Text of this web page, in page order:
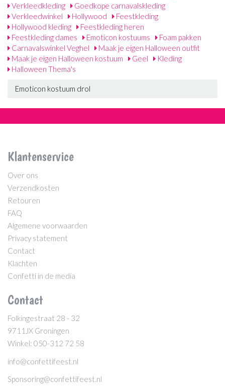
Verkleedkleding
Goedkope carnavalskleding
Verkleedwinkel
Hollywood
Feestkleding
Hollywood kleding
Feestkleding heren
Feestkleding dames
Emoticon kostuums
Foam pakken
Carnavalswinkel Veghel
Maak je eigen Halloween outfit
Maak je eigen Halloween kostuum
Geel
Kleding
Halloween Thema's
Emoticon kostuum drol
Klantenservice
Over ons
Verzendkosten
Retouren
FAQ
Algemene voorwaarden
Privacy statement
Contact
Klachten
Confetti in de media
Contact
Folkingestraat 28 - 32
9711JX Groningen
Winkel: 050-312 72 58
info@confettifeest.nl
Sponsoring@confettifeest.nl